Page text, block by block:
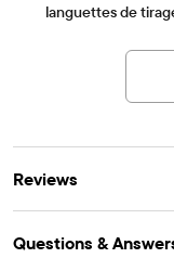
languettes de
Reviews
Questions &